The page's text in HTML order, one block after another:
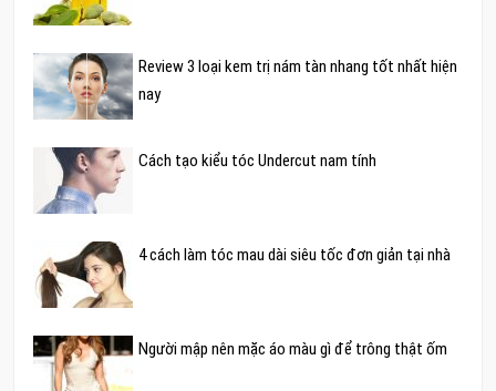
Review 3 loại kem trị nám tàn nhang tốt nhất hiện
nay
Cách tạo kiểu tóc Undercut nam tính
4 cách làm tóc mau dài siêu tốc đơn giản tại nhà
Người mập nên mặc áo màu gì để trông thật ốm